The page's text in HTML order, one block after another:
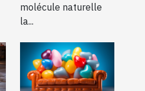
molécule naturelle
la...